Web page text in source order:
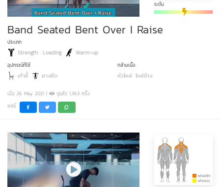
ระดับ
Band Seated Bent Over I Raise
ประเภท
Strength : Loading Warm-up
อุปกรณ์ที่ใช้
เก้าอี้ ยางยืด
กล้ามเนื้อ
หัวไหล่ ไหล่ข้าง
เมื่อ 26 May 2021 | ดูแล้ว 1,363 ครั้ง
แชร์